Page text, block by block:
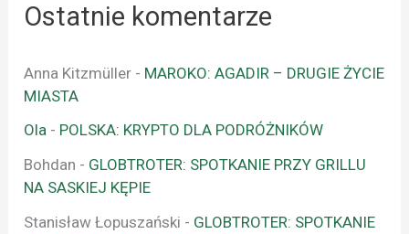
Ostatnie komentarze
Anna Kitzmüller - MAROKO: AGADIR – DRUGIE ŻYCIE
MIASTA
Ola - POLSKA: KRYPTO DLA PODRÓŻNIKÓW
Bohdan - GLOBTROTER: SPOTKANIE PRZY GRILLU
NA SASKIEJ KĘPIE
Stanisław Łopuszański - GLOBTROTER: SPOTKANIE